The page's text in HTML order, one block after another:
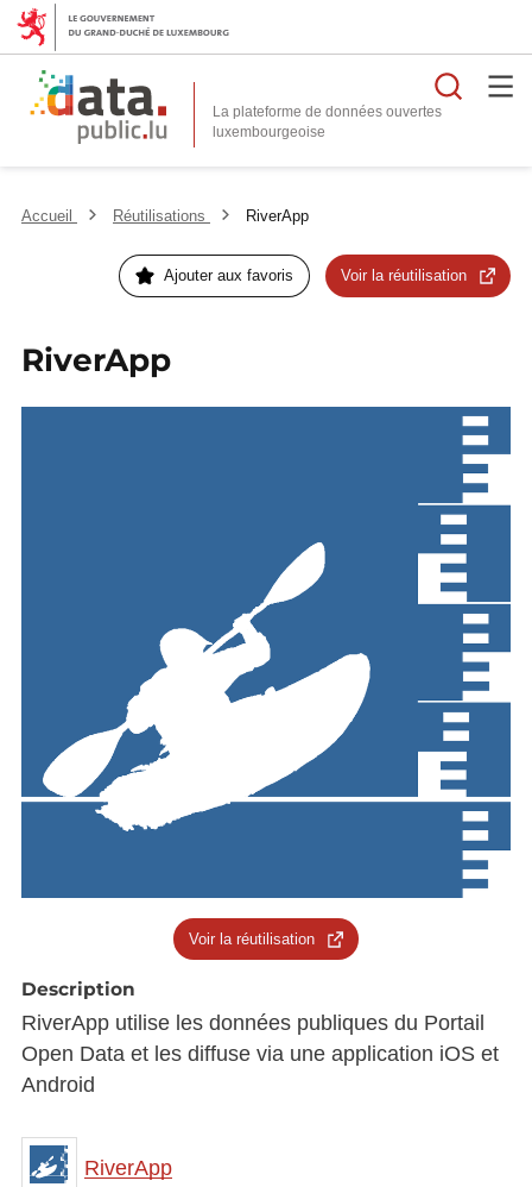
La plateforme de données ouvertes
Accueil Réutilisations RiverApp
Ajouter aux favoris Voir la réutilisation
RiverApp
Voir la réutilisation
Description
RiverApp utilise les données publiques du Portail
Open Data et les diffuse via une application iOS et
Android
RiverApp